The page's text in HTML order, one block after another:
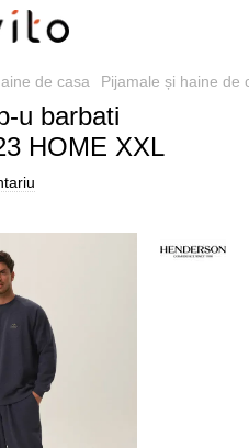
de casa Pijamale și haine de
u barbati
HOME XXL